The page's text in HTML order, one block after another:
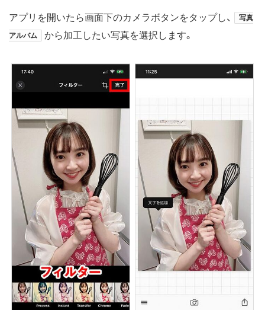
アプリを開いたら画面下のカメラボタンをタップし、 写真
アルバム から加工したい写真を選択します。